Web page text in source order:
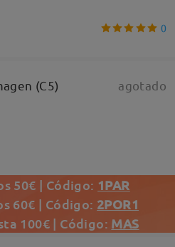
0
(C5) agotado
50€ | Código: 1PAR
60€ | Código: 2POR1
100€ | Código: MAS